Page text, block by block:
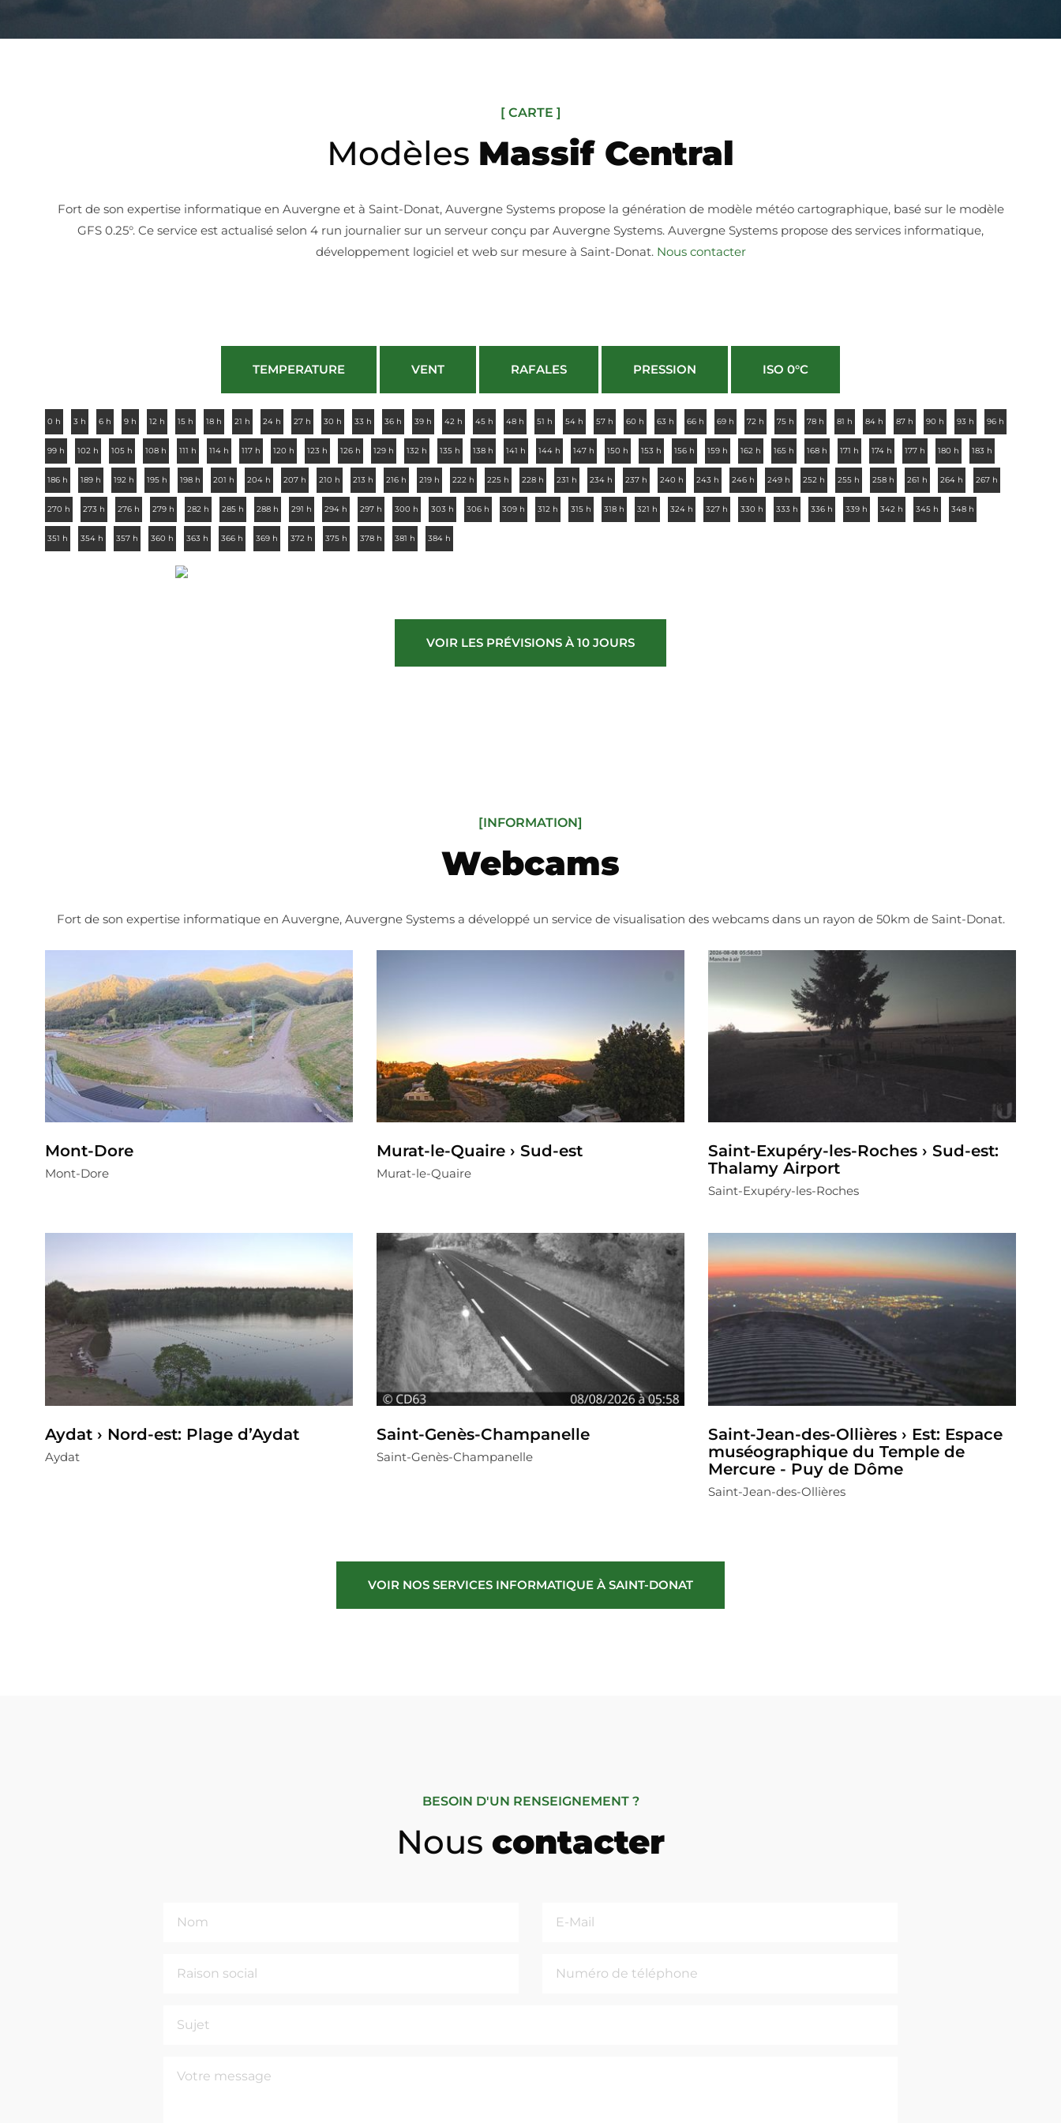
[ CARTE ]
Modèles Massif Central
Fort de son expertise informatique en Auvergne et à Saint-Donat, Auvergne Systems propose la génération de modèle météo cartographique, basé sur le modèle
GFS 0.25°. Ce service est actualisé selon 4 run journalier sur un serveur conçu par Auvergne Systems. Auvergne Systems propose des services informatique,
développement logiciel et web sur mesure à Saint-Donat. Nous contacter
TEMPERATURE VENT RAFALES PRESSION ISO 0°C
0 h 3 h 6 h 9 h 12 h 15 h 18 h 21 h 24 h 27 h 30 h 33 h 36 h 39 h 42 h 45 h 48 h 51 h 54 h 57 h 60 h 63 h 66 h 69 h 72 h 75 h 78 h 81 h 84 h 87 h 90 h 93 h 96 h
99 h 102 h 105 h 108 h 111 h 114 h 117 h 120 h 123 h 126 h 129 h 132 h 135 h 138 h 141 h 144 h 147 h 150 h 153 h 156 h 159 h 162 h 165 h 168 h 171 h 174 h 177 h 180 h 183 h
186 h 189 h 192 h 195 h 198 h 201 h 204 h 207 h 210 h 213 h 216 h 219 h 222 h 225 h 228 h 231 h 234 h 237 h 240 h 243 h 246 h 249 h 252 h 255 h 258 h 261 h 264 h 267 h
270 h 273 h 276 h 279 h 282 h 285 h 288 h 291 h 294 h 297 h 300 h 303 h 306 h 309 h 312 h 315 h 318 h 321 h 324 h 327 h 330 h 333 h 336 h 339 h 342 h 345 h 348 h
351 h 354 h 357 h 360 h 363 h 366 h 369 h 372 h 375 h 378 h 381 h 384 h
VOIR LES PRÉVISIONS À 10 JOURS
[INFORMATION]
Webcams
Fort de son expertise informatique en Auvergne, Auvergne Systems a développé un service de visualisation des webcams dans un rayon de 50km de Saint-Donat.
Mont-Dore
Mont-Dore
Murat-le-Quaire › Sud-est
Murat-le-Quaire
Saint-Exupéry-les-Roches › Sud-est:
Thalamy Airport
Saint-Exupéry-les-Roches
Aydat › Nord-est: Plage d’Aydat
Aydat
Saint-Genès-Champanelle
Saint-Genès-Champanelle
Saint-Jean-des-Ollières › Est: Espace
muséographique du Temple de
Mercure - Puy de Dôme
Saint-Jean-des-Ollières
VOIR NOS SERVICES INFORMATIQUE À SAINT-DONAT
BESOIN D'UN RENSEIGNEMENT ?
Nous contacter